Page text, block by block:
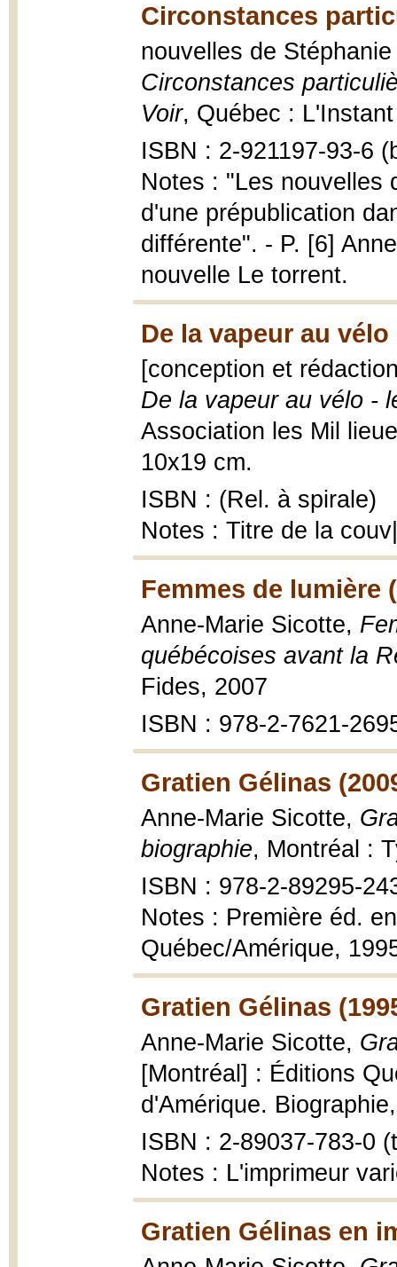
Circonstances
nouvelles de
Circonstances
Voir, Québec :
ISBN : 2-921197-93-6
Notes : "Les nouvelles
d'une prépublication
différente". - P. [6]
nouvelle Le torrent.
De la vapeur au vélo
[conception et
De la vapeur au vélo -
Association les Mil
10x19 cm.
ISBN : (Rel. à spirale)
Notes : Titre de la
Femmes de lumière
Anne-Marie Sicotte,
québécoises avant la
Fides, 2007
ISBN : 978-2-7621-
Gratien Gélinas
Anne-Marie Sicotte,
biographie, Montréal :
ISBN : 978-2-89295-
Notes : Première éd.
Québec/Amérique,
Gratien Gélinas
Anne-Marie Sicotte,
[Montréal] : Éditions
d'Amérique.
ISBN : 2-89037-783-0
Notes : L'imprimeur
Gratien Gélinas en